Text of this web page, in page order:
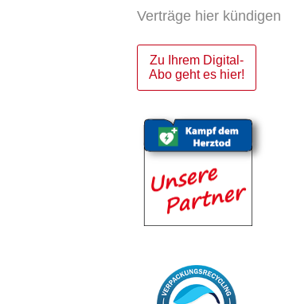
Verträge hier kündigen
Zu Ihrem Digital-
Abo geht es hier!